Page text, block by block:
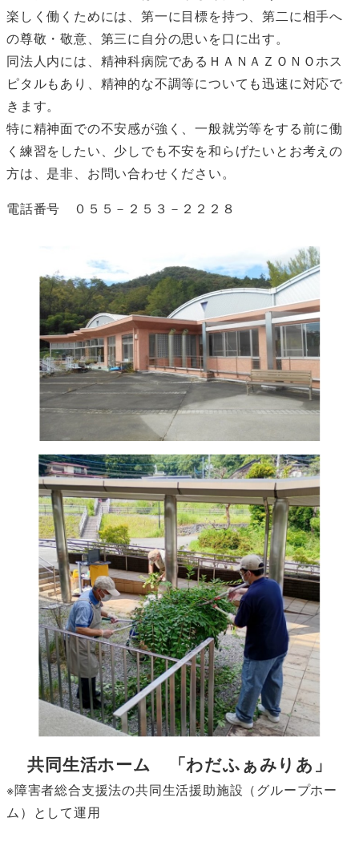
楽しく働くためには、第一に目標を持つ、第二に相手へ
の尊敬・敬意、第三に自分の思いを口に出す。
同法人内には、精神科病院であるＨＡＮＡＺＯＮＯホス
ピタルもあり、精神的な不調等についても迅速に対応で
きます。
特に精神面での不安感が強く、一般就労等をする前に働
く練習をしたい、少しでも不安を和らげたいとお考えの
方は、是非、お問い合わせください。
電話番号 ０５５－２５３－２２２８
共同生活ホーム 「わだふぁみりあ」
※障害者総合支援法の共同生活援助施設（グループホー
ム）として運用